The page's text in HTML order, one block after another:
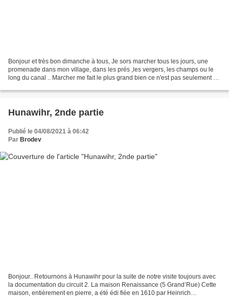
Bonjour et très bon dimanche à tous, Je sors marcher tous les jours, une
promenade dans mon village, dans les prés ,les vergers, les champs ou le
long du canal .. Marcher me fait le plus grand bien ce n'est pas seulement un
Hunawihr, 2nde partie
Publié le 04/08/2021 à 06:42
Par Brodev
Bonjour.. Retournons à Hunawihr pour la suite de notre visite toujours avec
la documentation du circuit 2. La maison Renaissance (5 Grand’Rue) Cette
maison, entièrement en pierre, a été édi fiée en 1610 par Heinrich